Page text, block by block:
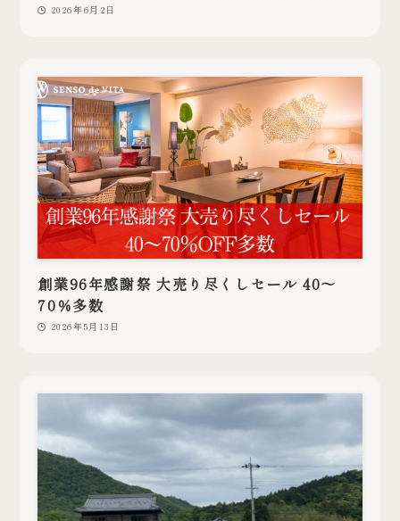
2026年6月2日
創業96年感謝祭 大売り尽くしセール 40～
70％多数
2026年5月13日